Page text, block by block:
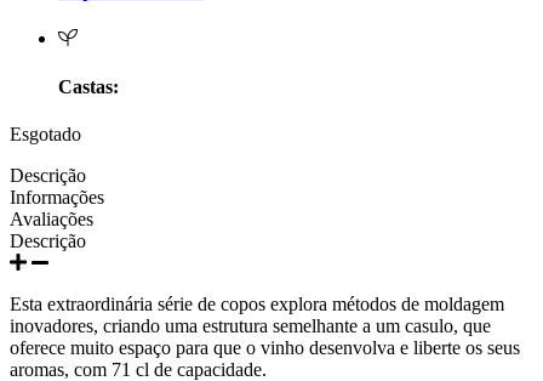
Prats e Symington Family
Quinta das Queimas Dão
Castas:
Esgotado
Descrição
Informações
Avaliações
Descrição
Esta extraordinária série de copos explora métodos de moldagem
inovadores, criando uma estrutura semelhante a um casulo, que
oferece muito espaço para que o vinho desenvolva e liberte os seus
aromas, com 71 cl de capacidade.